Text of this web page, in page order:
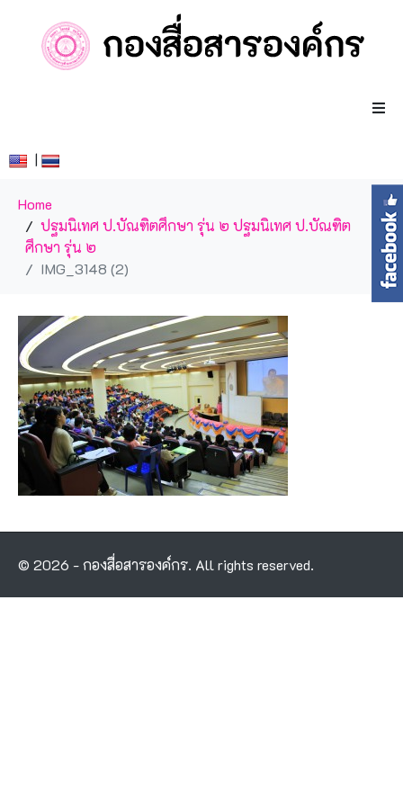
|
Home
ปฐมนิเทศ ป.บัณฑิตศึกษา รุ่น ๒ ปฐมนิเทศ ป.บัณฑิต
ศึกษา รุ่น ๒
IMG_3148 (2)
© 2026 - กองสื่อสารองค์กร. All rights reserved.